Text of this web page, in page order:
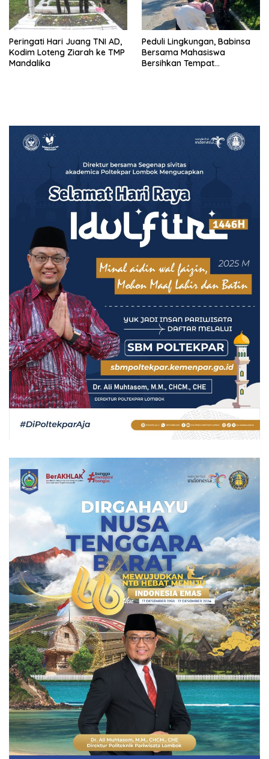
Peringati Hari Juang TNI AD,
Kodim Loteng Ziarah ke TMP
Mandalika
Peduli Lingkungan, Babinsa
Bersama Mahasiswa
Bersihkan Tempat